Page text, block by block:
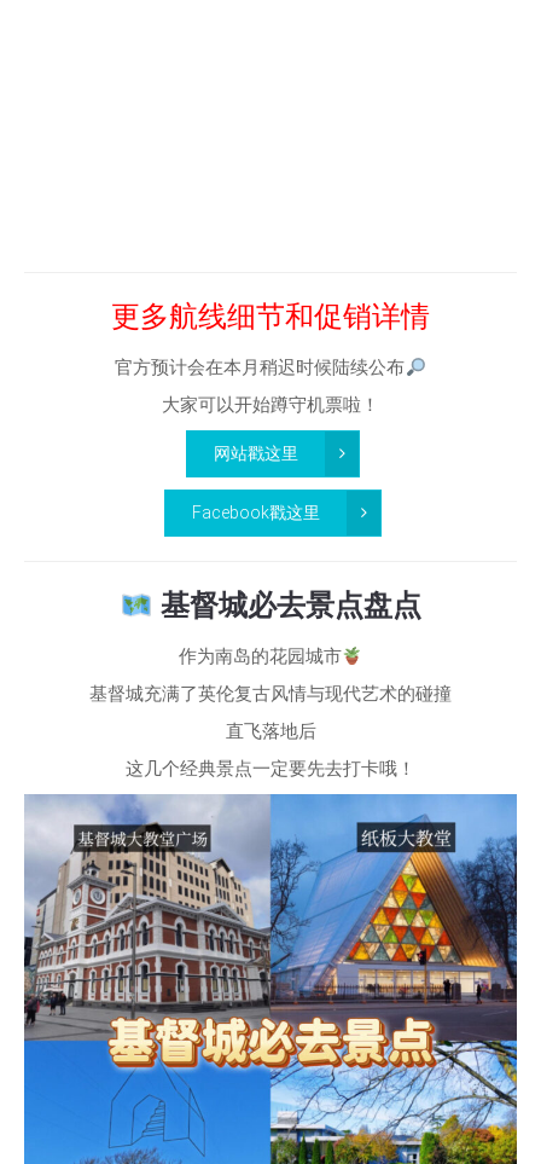
更多航线细节和促销详情
官方预计会在本月稍迟时候陆续公布
大家可以开始蹲守机票啦！
网站戳这里
Facebook戳这里
基督城必去景点盘点
作为南岛的花园城市
基督城充满了英伦复古风情与现代艺术的碰撞
直飞落地后
这几个经典景点一定要先去打卡哦！